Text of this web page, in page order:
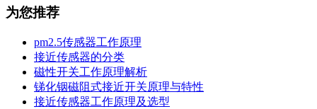
为您推荐
pm2.5传感器工作原理
接近传感器的分类
磁性开关工作原理解析
锑化铟磁阻式接近开关原理与特性
接近传感器工作原理及选型